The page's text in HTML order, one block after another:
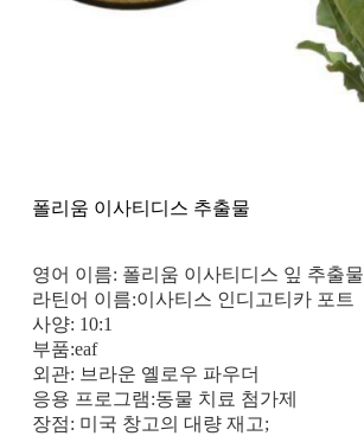
폴리움 이사티디스 추출물
영어 이름: 폴리움 이사티디스 잎 추출물
라틴어 이름:이사티스 인디고티카 포트
사양: 10:1
부품:eaf
외관: 브라운 옐로우 파우더
응용 프로그램:동물 치료 첨가제
장점: 미국 창고의 대량 재고;